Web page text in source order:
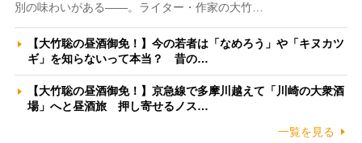
別の味わいがある――。ライター・作家の大竹…
【大竹聡の昼酒御免！】今の若者は「なめろう」や「キヌカツ
ギ」を知らないって本当？ 昔の…
【大竹聡の昼酒御免！】京急線で多摩川越えて「川崎の大衆酒
場」へと昼酒旅 押し寄せるノス…
一覧を見る